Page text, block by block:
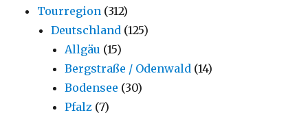
Tourregion (312)
Deutschland (125)
Allgäu (15)
Bergstraße / Odenwald (14)
Bodensee (30)
Pfalz (7)